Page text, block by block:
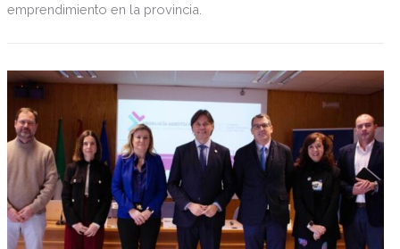
emprendimiento en la provincia.